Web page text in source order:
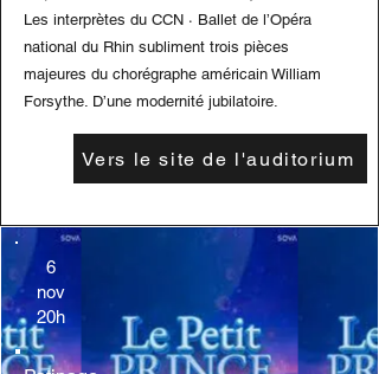
Les interprètes du CCN · Ballet de l’Opéra
national du Rhin subliment trois pièces
majeures du chorégraphe américain William
Forsythe. D’une modernité jubilatoire.
Vers le site de l'auditorium
6
nov
20h